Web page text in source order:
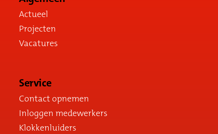
Actueel
Projecten
Vacatures
Service
Contact opnemen
Inloggen medewerkers
Klokkenluiders